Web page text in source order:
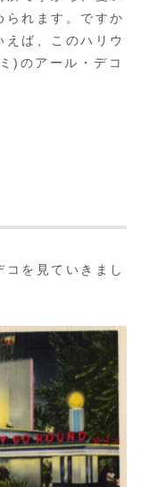
れます。ですか
ば、このハリウ
)のアール・デコ
を見ていきまし